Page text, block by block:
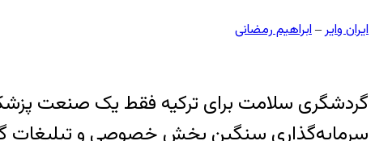
ایران وایر – ابراهیم رمضانی
گردشگری سلامت برای ترکیه فقط یک صنعت
سرمایه‌گذاری سنگین بخش خصوصی و تبلیغات